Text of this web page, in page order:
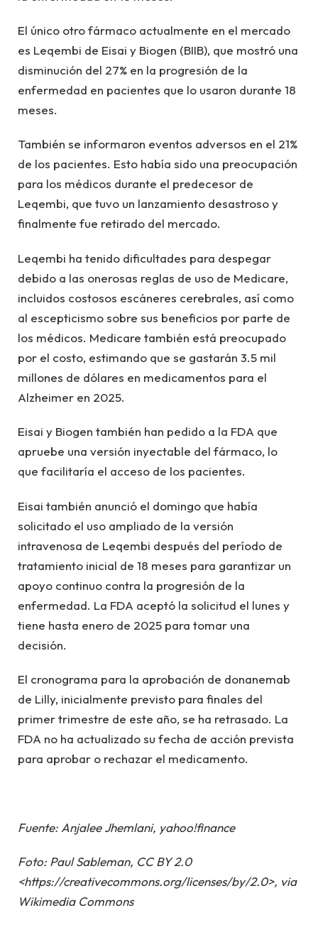
El único otro fármaco actualmente en el mercado
es Leqembi de Eisai y Biogen (BIIB), que mostró una
disminución del 27% en la progresión de la
enfermedad en pacientes que lo usaron durante 18
meses.
También se informaron eventos adversos en el 21%
de los pacientes. Esto había sido una preocupación
para los médicos durante el predecesor de
Leqembi, que tuvo un lanzamiento desastroso y
finalmente fue retirado del mercado.
Leqembi ha tenido dificultades para despegar
debido a las onerosas reglas de uso de Medicare,
incluidos costosos escáneres cerebrales, así como
al escepticismo sobre sus beneficios por parte de
los médicos. Medicare también está preocupado
por el costo, estimando que se gastarán 3.5 mil
millones de dólares en medicamentos para el
Alzheimer en 2025.
Eisai y Biogen también han pedido a la FDA que
apruebe una versión inyectable del fármaco, lo
que facilitaría el acceso de los pacientes.
Eisai también anunció el domingo que había
solicitado el uso ampliado de la versión
intravenosa de Leqembi después del período de
tratamiento inicial de 18 meses para garantizar un
apoyo continuo contra la progresión de la
enfermedad. La FDA aceptó la solicitud el lunes y
tiene hasta enero de 2025 para tomar una
decisión.
El cronograma para la aprobación de donanemab
de Lilly, inicialmente previsto para finales del
primer trimestre de este año, se ha retrasado. La
FDA no ha actualizado su fecha de acción prevista
para aprobar o rechazar el medicamento.
Fuente: Anjalee Jhemlani, yahoo!finance
Foto: Paul Sableman, CC BY 2.0
<https://creativecommons.org/licenses/by/2.0>, via
Wikimedia Commons